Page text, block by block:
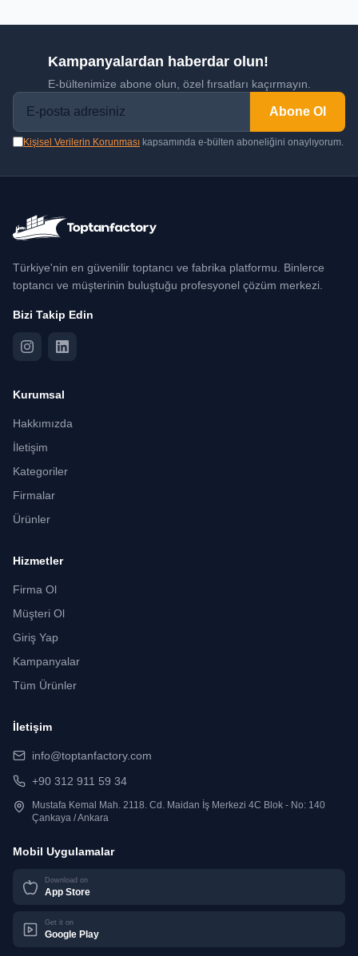
Kampanyalardan haberdar olun!
E-bültenimize abone olun, özel fırsatları kaçırmayın.
Abone Ol
Kişisel Verilerin Korunması kapsamında e-bülten aboneliğini onaylıyorum.
Türkiye'nin en güvenilir toptancı ve fabrika platformu. Binlerce
toptancı ve müşterinin buluştuğu profesyonel çözüm merkezi.
Bizi Takip Edin
Kurumsal
Hakkımızda
İletişim
Kategoriler
Firmalar
Ürünler
Hizmetler
Firma Ol
Müşteri Ol
Giriş Yap
Kampanyalar
Tüm Ürünler
İletişim
info@toptanfactory.com
+90 312 911 59 34
Mustafa Kemal Mah. 2118. Cd. Maidan İş Merkezi 4C Blok - No: 140
Çankaya / Ankara
Mobil Uygulamalar
Download on
App Store
Get it on
Google Play